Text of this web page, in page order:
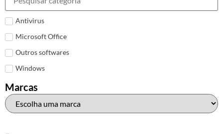
Antivirus
Microsoft Office
Outros softwares
Windows
Marcas